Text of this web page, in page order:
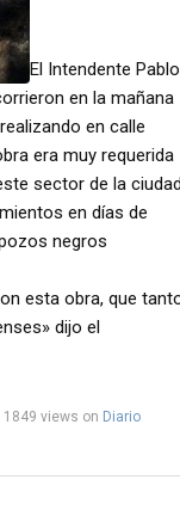
El Intendente Pablo
en la mañana
en calle
era muy requerida
sector de la
en días de
negros
esta obra, que
dijo el
1849 views on Diario